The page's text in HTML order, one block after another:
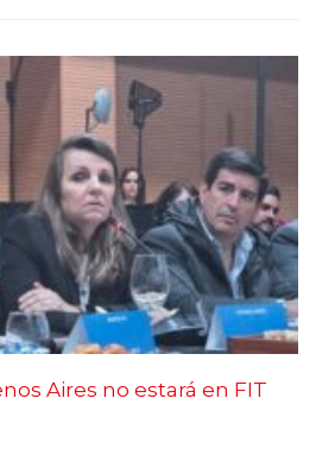
Aires no estará en FIT